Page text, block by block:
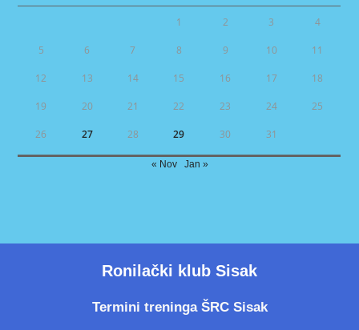
1 2 3 4
5 6 7 8 9 10 11
12 13 14 15 16 17 18
19 20 21 22 23 24 25
26 27 28 29 30 31
« Nov Jan »
Ronilački klub Sisak
Termini treninga ŠRC Sisak